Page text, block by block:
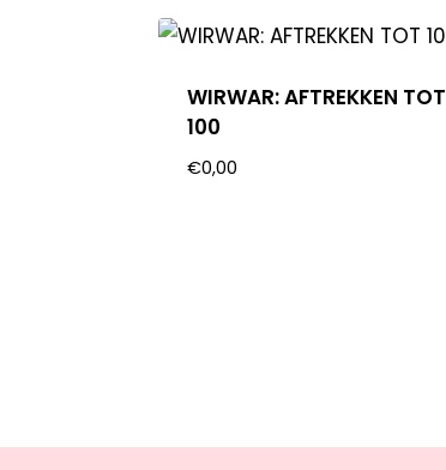
WIRWAR: AFTREKKEN TOT
100
€0,00